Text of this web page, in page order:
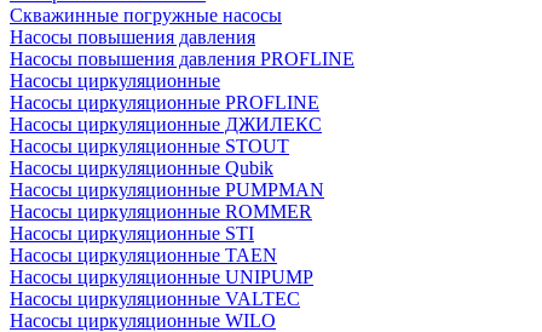
Скважинные погружные насосы
Насосы повышения давления
Насосы повышения давления PROFLINE
Насосы циркуляционные
Насосы циркуляционные PROFLINE
Насосы циркуляционные ДЖИЛЕКС
Насосы циркуляционные STOUT
Насосы циркуляционные Qubik
Насосы циркуляционные PUMPMAN
Насосы циркуляционные ROMMER
Насосы циркуляционные STI
Насосы циркуляционные TAEN
Насосы циркуляционные UNIPUMP
Насосы циркуляционные VALTEC
Насосы циркуляционные WILO